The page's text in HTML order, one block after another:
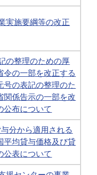
実施要綱等の改正
の整理のための厚
令の一部を改正する
号の表記の整理のた
関係告示の一部を改
公布について
分から適用される
平均貸与価格及び貸
公表について